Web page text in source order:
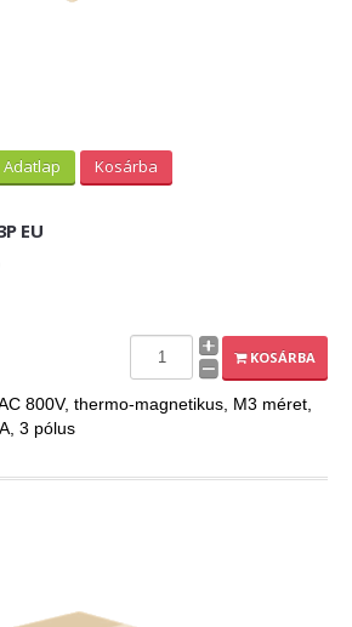
Adatlap Kosárba
EU
KOSÁRBA
800V, thermo-magnetikus, M3 méret,
3 pólus